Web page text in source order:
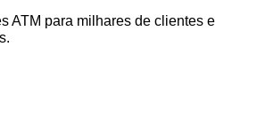
ATM para milhares de clientes e